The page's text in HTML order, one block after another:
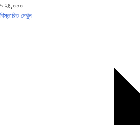
৳ ২৪,০০০
বিস্তারিত দেখুন